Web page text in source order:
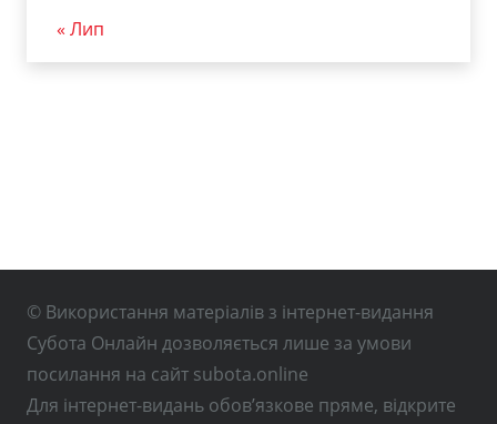
« Лип
© Використання матеріалів з інтернет-видання
Субота Онлайн дозволяється лише за умови
посилання на сайт subota.online
Для інтернет-видань обов’язкове пряме, відкрите